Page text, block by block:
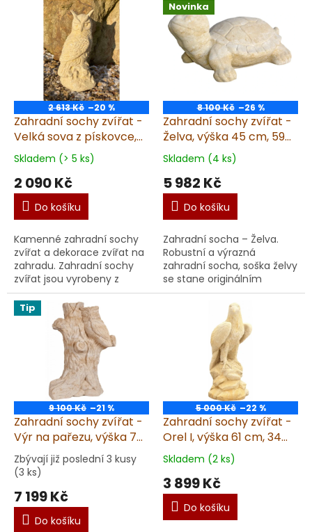
v nepoškozeném stavu.
Materiál: umělý p...
pískovce. Ručně
zpracovaná s detailní...
2 613 Kč –20 %
Zahradní sochy zvířat -
Velká sova z pískovce,
výška 38 cm, 10 kg
Skladem (> 5 ks)
2 090 Kč
Do košíku
Kamenné zahradní sochy
zvířat a dekorace zvířat na
zahradu. Zahradní sochy
zvířat jsou vyrobeny z
umělého pískovce.
Novinka
8 100 Kč –26 %
Zahradní sochy zvířat -
Želva, výška 45 cm, 59
kg, pískovec
Skladem (4 ks)
5 982 Kč
Do košíku
Zahradní socha – Želva.
Robustní a výrazná
zahradní socha, soška želvy
se stane originálním
prvkem každé zahrady,
dvora či parku. Díky precizní
ruční výrobě z uměléh...
Tip
9 100 Kč –21 %
Zahradní sochy zvířat -
Výr na pařezu, výška 70
cm, 69 kg, pískovec
Zbývají již poslední 3 kusy
(3 ks)
7 199 Kč
Do košíku
5 000 Kč –22 %
Zahradní sochy zvířat -
Orel I, výška 61 cm, 34
kg, pískovec
Skladem (2 ks)
3 899 Kč
Do košíku